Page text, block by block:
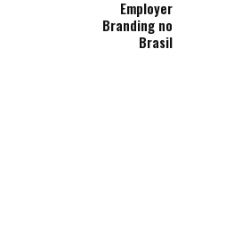
Employer
Branding no
Brasil